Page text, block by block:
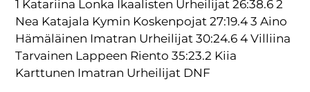
1 Katariina Lonka Ikaalisten Urheilijat 26:38.6 2
Nea Katajala Kymin Koskenpojat 27:19.4 3 Aino
Hämäläinen Imatran Urheilijat 30:24.6 4 Villiina
Tarvainen Lappeen Riento 35:23.2 Kiia
Karttunen Imatran Urheilijat DNF